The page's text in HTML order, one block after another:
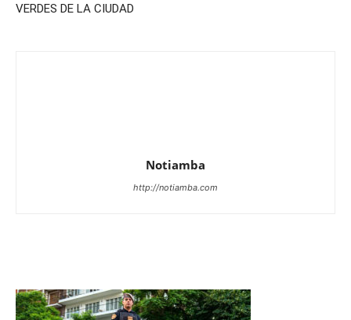
VERDES DE LA CIUDAD
Notiamba
http://notiamba.com